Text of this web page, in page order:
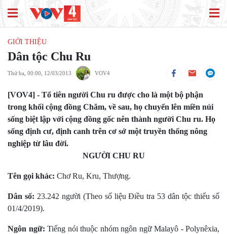
GIỚI THIỆU
Dân tộc Chu Ru
Thứ ba, 00:00, 12/03/2013 VOV4
[VOV4] - Tổ tiên người Chu ru được cho là một bộ phận
trong khối cộng đồng Chăm, về sau, họ chuyển lên miền núi
sống biệt lập với cộng đồng gốc nên thành người Chu ru. Họ
sống định cư, định canh trên cơ sở một truyền thống nông
nghiệp từ lâu đời.
NGƯỜI CHU RU
Tên gọi khác: Chơ Ru, Kru, Thượng.
Dân số: 23.242 người (Theo số liệu Điều tra 53 dân tộc thiểu số
01/4/2019).
Ngôn ngữ: Tiếng nói thuộc nhóm ngôn ngữ Malayô - Polynêxia,